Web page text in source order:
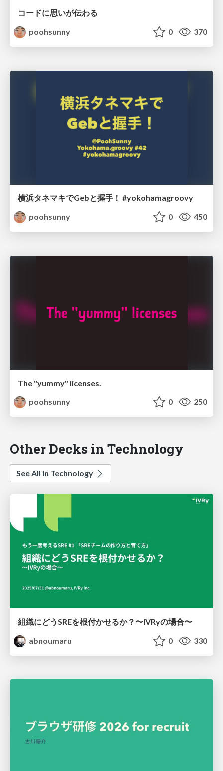
コードに思いが伝わる
poohsunny
0 370
横浜タネマキでGebと握手！ #yokohamagroovy
poohsunny
0 450
The "yummy" licenses.
poohsunny
0 250
Other Decks in Technology
See All in Technology
組織にどうSREを根付かせるか？〜IVRyの場合〜
abnoumaru
0 330